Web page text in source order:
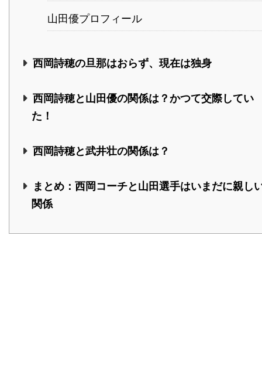
山田優プロフィール
西岡詩穂の旦那はおらず、現在は独身
西岡詩穂と山田優の関係は？かつて交際してい
た！
西岡詩穂と武井壮の関係は？
まとめ：西岡コーチと山田選手はいまだに親し
関係